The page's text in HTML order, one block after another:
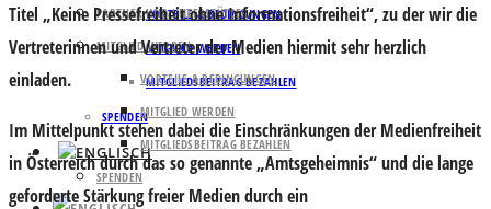
VORTEILE & BEDINGUNGEN
MITGLIED WERDEN
MITGLIEDSBEITRAG BEZAHLEN
SPENDEN
PARTNER UND UNTERSTÜTZER
MITGLIED WERDEN
VORTEILE & BEDINGUNGEN
MITGLIED WERDEN
MITGLIEDSBEITRAG BEZAHLEN
SPENDEN
Titel „Keine Pressefreiheit ohne Informationsfreiheit“, zu der wir die
Vertreterinnen und Vertreter der Medien hiermit sehr herzlich
einladen.
Im Mittelpunkt stehen dabei die Einschränkungen der Medienfreiheit
in Österreich durch das so genannte „Amtsgeheimnis“ und die lange
geforderte Stärkung freier Medien durch ein